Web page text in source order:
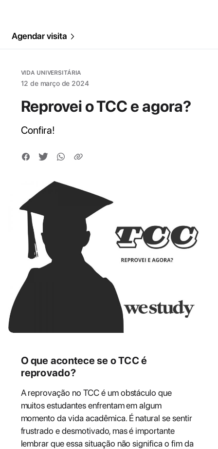
Agendar visita
VIDA UNIVERSITÁRIA
12 de março de 2024
Reprovei o TCC e agora?
Confira!
O que acontece se o TCC é
reprovado?
A reprovação no TCC é um obstáculo que
muitos estudantes enfrentam em algum
momento da vida acadêmica. É natural se sentir
frustrado e desmotivado, mas é importante
lembrar que essa situação não significa o fim da